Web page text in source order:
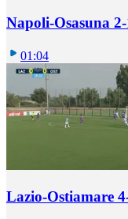
Napoli-Osasuna
01:04
Lazio-Ostiamare